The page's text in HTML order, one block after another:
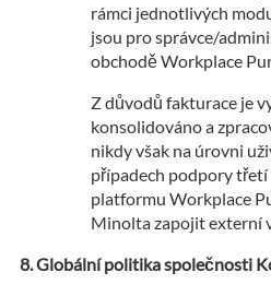
rámci jednotlivých
jsou pro správce/
obchodě Workplace
Z důvodů fakturace je
konsolidováno a
nikdy však na úrovni
případech podpory
platformu Workplace
Minolta zapojit externí
Globální politika společnosti